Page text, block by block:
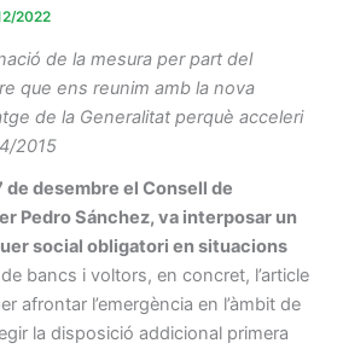
2022
de la mesura per part del
que ens reunim amb la nova
de la Generalitat perquè acceleri
2015
de desembre el Consell de
Pedro Sánchez, va interposar un
social obligatori en situacions
bancs i voltors, en concret, l’article
afrontar l’emergència en l’àmbit de
la disposició addicional primera